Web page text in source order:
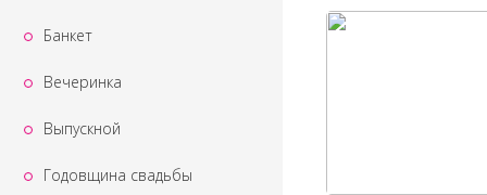
Банкет
Вечеринка
Выпускной
Годовщина свадьбы